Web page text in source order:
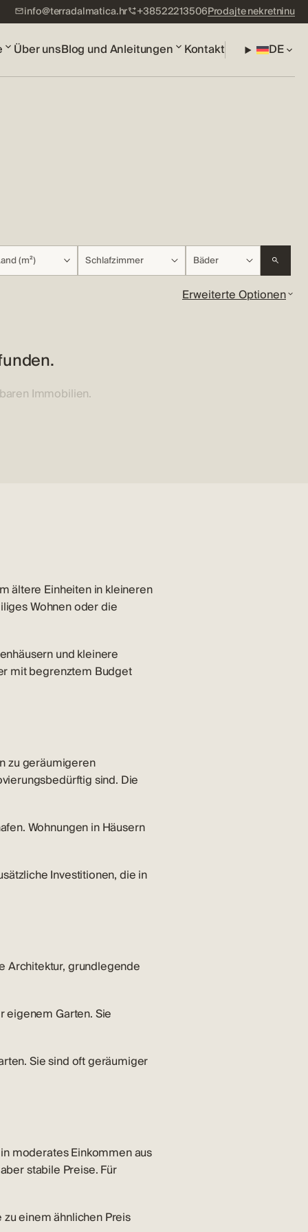
info@terradalmatica.hr +38522213506Prodajte nekretninu
Über unsBlog und Anleitungen Kontakt DE
(m²) Schlafzimmer Bäder
Erweiterte Optionen
Immobilien.
ältere Einheiten in kleineren
Wohnen oder die
und kleinere
mit begrenztem Budget
zu geräumigeren
sind. Die
Wohnungen in Häusern
Investitionen, die in
Architektur, grundlegende
eigenem Garten. Sie
Sie sind oft geräumiger
moderates Einkommen aus
stabile Preise. Für
einem ähnlichen Preis